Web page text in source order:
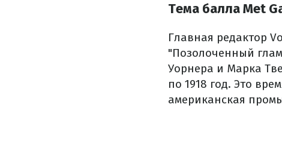
Тема балла Met
Главная редактор
"Позолоченный
Уорнера и Марка
по 1918 год. Это
американская